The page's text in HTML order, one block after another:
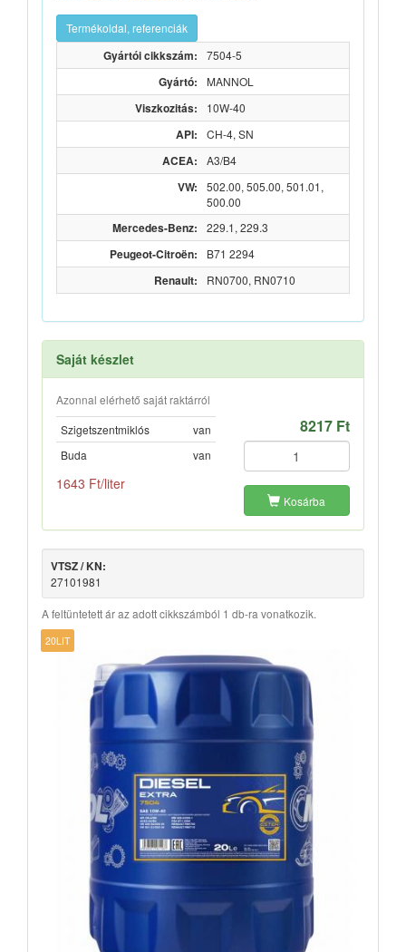
Termékoldal, referenciák
Gyártói cikkszám: 7504-5
Gyártó: MANNOL
Viszkozitás: 10W-40
API: CH-4, SN
ACEA: A3/B4
VW:
502.00, 505.00, 501.01,
500.00
Mercedes-Benz: 229.1, 229.3
Peugeot-Citroën: B71 2294
Renault: RN0700, RN0710
Saját készlet
Azonnal elérhető saját raktárról
Szigetszentmiklós
van
Buda
van
1643 Ft/liter
8217 Ft
Kosárba
VTSZ / KN:
27101981
A feltüntetett ár az adott cikkszámból 1 db-ra vonatkozik.
20LIT